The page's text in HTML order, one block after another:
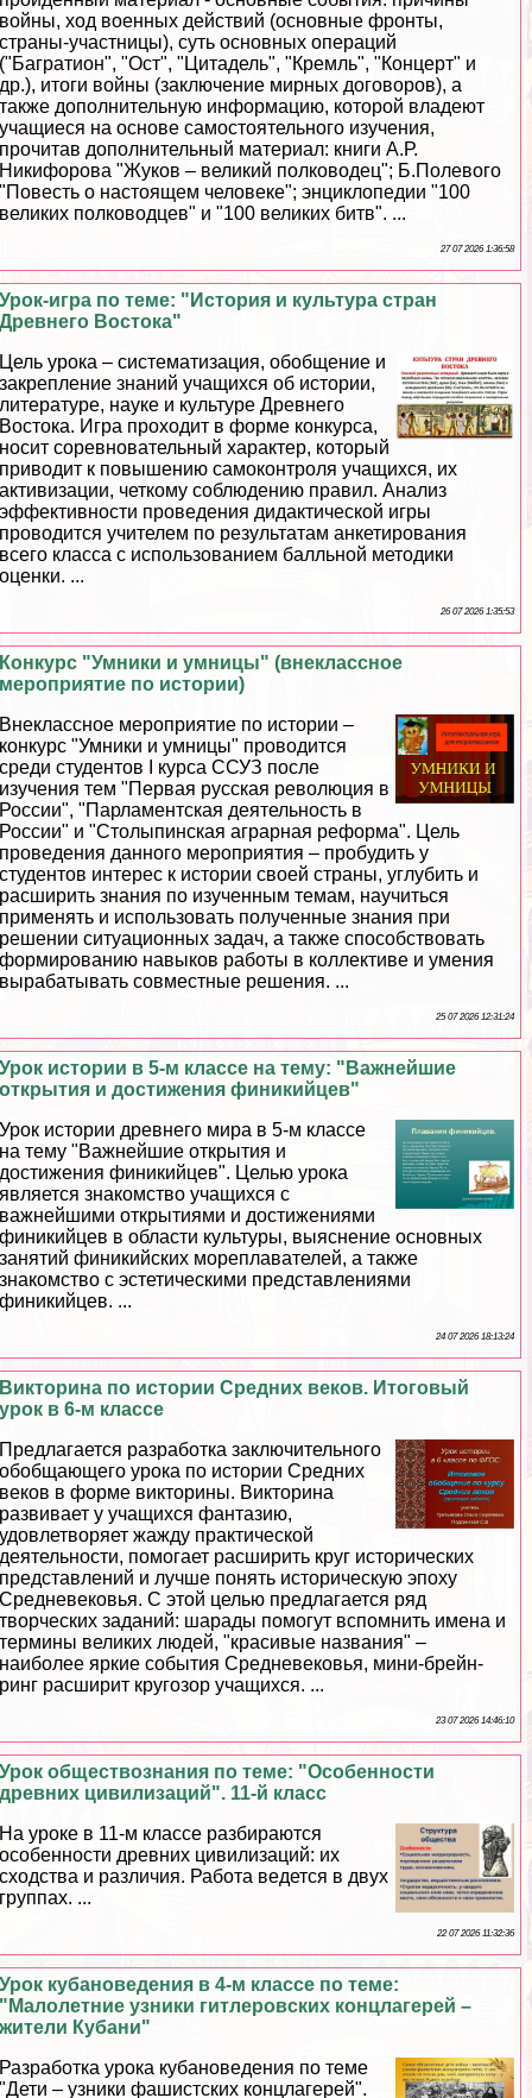
войны, ход военных действий (основные фронты,
страны-участницы), суть основных операций
("Багратион", "Ост", "Цитадель", "Кремль", "Концерт" и
др.), итоги войны (заключение мирных договоров), а
также дополнительную информацию, которой владеют
учащиеся на основе самостоятельного изучения,
прочитав дополнительный материал: книги А.Р.
Никифорова "Жуков – великий полководец"; Б.Полевого
"Повесть о настоящем человеке"; энциклопедии "100
великих полководцев" и "100 великих битв". ...
27 07 2026 1:36:58
Урок-игра по теме: "История и культура стран
Древнего Востока"
Цель урока – систематизация, обобщение и
закрепление знаний учащихся об истории,
литературе, науке и культуре Древнего
Востока. Игра проходит в форме конкурса,
носит соревновательный хаpaктер, который
приводит к повышению самоконтроля учащихся, их
активизации, четкому соблюдению правил. Анализ
эффективности проведения дидактической игры
проводится учителем по результатам анкетирования
всего класса с использованием балльной методики
оценки. ...
26 07 2026 1:35:53
Конкурс "Умники и умницы" (внеклассное
мероприятие по истории)
Внеклассное мероприятие по истории –
конкурс "Умники и умницы" проводится
среди студентов I курса ССУЗ после
изучения тем "Первая русская революция в
России", "Парламентская деятельность в
России" и "Столыпинская аграрная реформа". Цель
проведения данного мероприятия – пробудить у
студентов интерес к истории своей страны, углубить и
расширить знания по изученным темам, научиться
применять и использовать полученные знания при
решении ситуационных задач, а также способствовать
формированию навыков работы в коллективе и умения
выpaбатывать совместные решения. ...
25 07 2026 12:31:24
Урок истории в 5-м классе на тему: "Важнейшие
открытия и достижения финикийцев"
Урок истории древнего мира в 5-м классе
на тему "Важнейшие открытия и
достижения финикийцев". Целью урока
является знакомство учащихся с
важнейшими открытиями и достижениями
финикийцев в области культуры, выяснение основных
занятий финикийских мореплавателей, а также
знакомство с эстетическими представлениями
финикийцев. ...
24 07 2026 18:13:24
Викторина по истории Средних веков. Итоговый
урок в 6-м классе
Предлагается разработка заключительного
обобщающего урока по истории Средних
веков в форме викторины. Викторина
развивает у учащихся фантазию,
удовлетворяет жажду пpaктической
деятельности, помогает расширить круг исторических
представлений и лучше понять историческую эпоху
Средневековья. С этой целью предлагается ряд
творческих заданий: шарады помогут вспомнить имена и
термины великих людей, "красивые названия" –
наиболее яркие события Cредневековья, мини-брейн-
ринг расширит кругозор учащихся. ...
23 07 2026 14:46:10
Урок обществознания по теме: "Особенности
древних цивилизаций". 11-й класс
На уроке в 11-м классе разбираются
особенности древних цивилизаций: их
сходства и различия. Работа ведется в двух
группах. ...
22 07 2026 11:32:36
Урок кубановедения в 4-м классе по теме:
"Малолетние узники гитлеровских концлагерей –
жители Кубани"
Разработка урока кубановедения по теме
"Дети – узники фашистских концлагерей".